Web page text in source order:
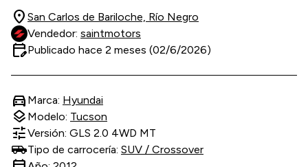
location_on San Carlos de Bariloche, Río Negro
Vendedor: saintmotors
edit_calendarPublicado hace 2 meses (02/6/2026)
directions_car Marca: Hyundai
layers Modelo: Tucson
tuneVersión: GLS 2.0 4WD MT
Tipo de carrocería: SUV / Crossover